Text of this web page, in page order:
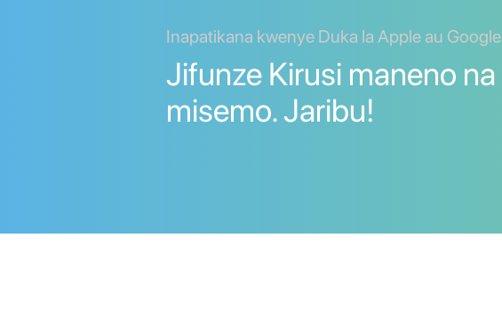
Inapatikana kwenye Duka la Apple au
Jifunze Kirusi maneno na
misemo. Jaribu!